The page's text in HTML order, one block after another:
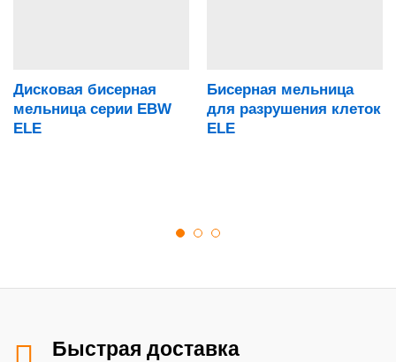
Дисковая бисерная
мельница серии EBW
ELE
Бисерная мельница
для разрушения клеток
ELE
Быстрая доставка